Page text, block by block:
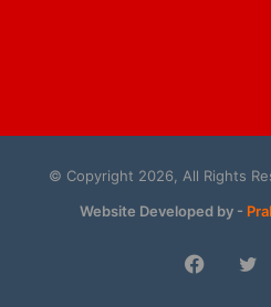
© Copyright 2026, All Rights
Website Developed by -